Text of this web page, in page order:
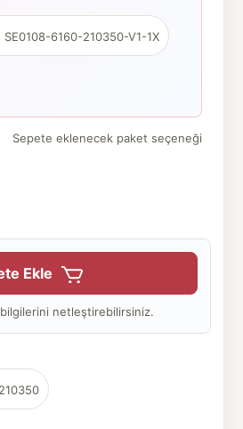
SE0108-6160-210350-V1-1X
Sepete eklenecek paket seçeneği
Ekle
netleştirebilirsiniz.
210350